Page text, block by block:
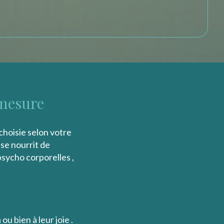
selon votre
nourrit de
corporelles ,
bien à leur joie .